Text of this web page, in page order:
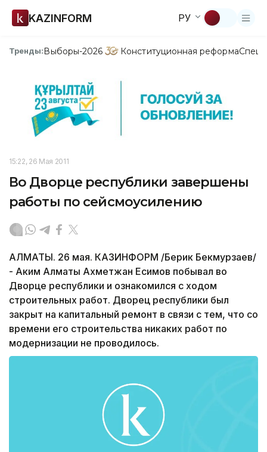
KAZINFORM РУ
Тренды:Выборы-2026 Конституционная реформа
15:22, 26 Мая 2011
Во Дворце республики завершены
работы по сейсмоусилению
АЛМАТЫ. 26 мая. КАЗИНФОРМ /Берик Бекмурзаев/
- Аким Алматы Ахметжан Есимов побывал во
Дворце республики и ознакомился с ходом
строительных работ. Дворец республики был
закрыт на капитальный ремонт в связи с тем, что со
времени его строительства никаких работ по
модернизации не проводилось.